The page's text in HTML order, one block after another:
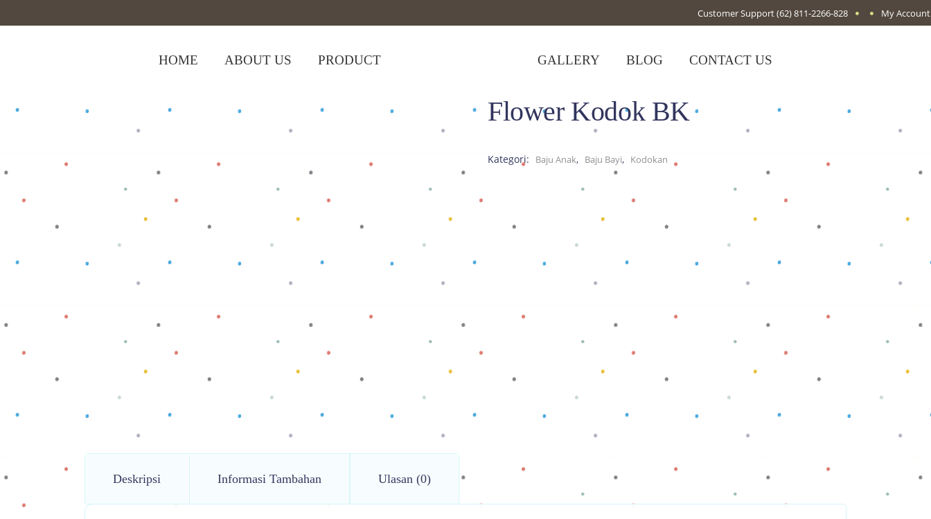
Customer Support(62) 811-2266-828 My Account
HOME ABOUT US PRODUCT GALLERY BLOG CONTACT US
Shop> , Kodokan Flower Kodok BK Flower Kodok BK
Kategori: Baju Anak, Baju Bayi, Kodokan
Deskripsi Informasi Tambahan Ulasan (0)